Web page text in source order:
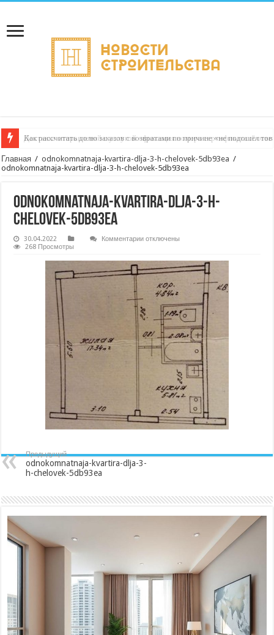
Как рассчитать долю заказов с возвратами по причине «не подошёл
Доставка отправлений с услугой «фиксация номера сертификата
Главная / odnokomnatnaja-kvartira-dlja-3-h-chelovek-5db93ea /
odnokomnatnaja-kvartira-dlja-3-h-chelovek-5db93ea
odnokomnatnaja-kvartira-dlja-3-h-
chelovek-5db93ea
30.04.2022 Комментариик
kvartira-
dlja-
chelovek-
отключены
268 Просмотры
Предыдущий
odnokomnatnaja-kvartira-dlja-3-
h-chelovek-5db93ea